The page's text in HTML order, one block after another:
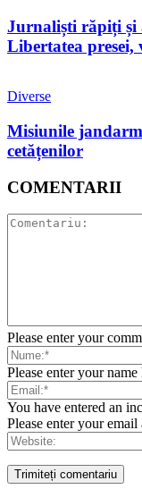
Jurnaliști răpiți și
Libertatea
Diverse
Misiunile
cetățenilor
COMENTARII
Please enter your
Please enter your name
You have entered an
Please enter your email